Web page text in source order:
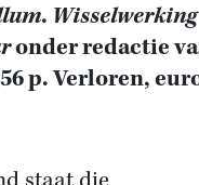
. Wisselwerking
onder redactie
p. Verloren,